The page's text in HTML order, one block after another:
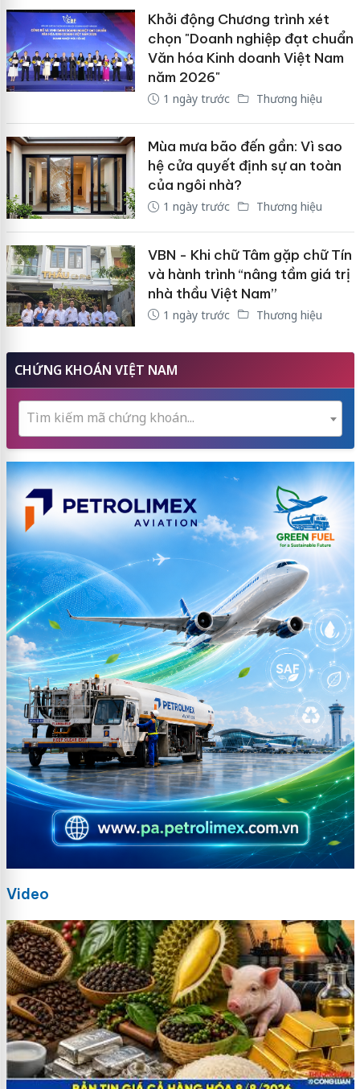
Khởi động Chương trình xét
chọn "Doanh nghiệp đạt chuẩn
Văn hóa Kinh doanh Việt Nam
năm 2026"
1 ngày trước Thương hiệu
Mùa mưa bão đến gần: Vì sao
hệ cửa quyết định sự an toàn
của ngôi nhà?
1 ngày trước Thương hiệu
VBN - Khi chữ Tâm gặp chữ Tín
và hành trình “nâng tầm giá trị
nhà thầu Việt Nam”
1 ngày trước Thương hiệu
CHỨNG KHOÁN VIỆT NAM
Tìm kiếm mã chứng khoán...
Video